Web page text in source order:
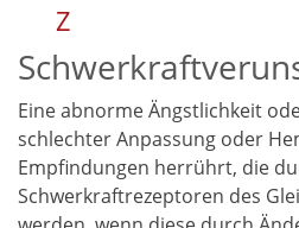
Z
Eine abnorme Ängstlichkeit
schlechter Anpassung oder
Empfindungen herrührt, die
Schwerkraftrezeptoren des